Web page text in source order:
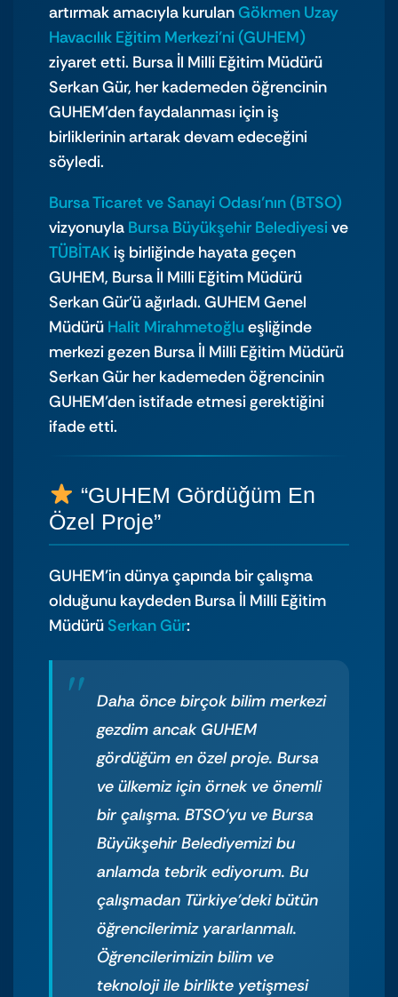
artırmak amacıyla kurulan Gökmen Uzay
Havacılık Eğitim Merkezi’ni (GUHEM)
ziyaret etti. Bursa İl Milli Eğitim Müdürü
Serkan Gür, her kademeden öğrencinin
GUHEM’den faydalanması için iş
birliklerinin artarak devam edeceğini
söyledi.
Bursa Ticaret ve Sanayi Odası’nın (BTSO)
vizyonuyla Bursa Büyükşehir Belediyesive
TÜBİTAKiş birliğinde hayata geçen
GUHEM, Bursa İl Milli Eğitim Müdürü
Serkan Gür’ü ağırladı. GUHEM Genel
Müdürü Halit Mirahmetoğlueşliğinde
merkezi gezen Bursa İl Milli Eğitim Müdürü
Serkan Gür her kademeden öğrencinin
GUHEM’den istifade etmesi gerektiğini
ifade etti.
“GUHEM Gördüğüm En
Özel Proje”
GUHEM’in dünya çapında bir çalışma
olduğunu kaydeden Bursa İl Milli Eğitim
Müdürü Serkan Gür:
Daha önce birçok bilim merkezi
gezdim ancak GUHEM
gördüğüm en özel proje. Bursa
ve ülkemiz için örnek ve önemli
bir çalışma. BTSO’yu ve Bursa
Büyükşehir Belediyemizi bu
anlamda tebrik ediyorum. Bu
çalışmadan Türkiye’deki bütün
öğrencilerimiz yararlanmalı.
Öğrencilerimizin bilim ve
teknoloji ile birlikte yetişmesi